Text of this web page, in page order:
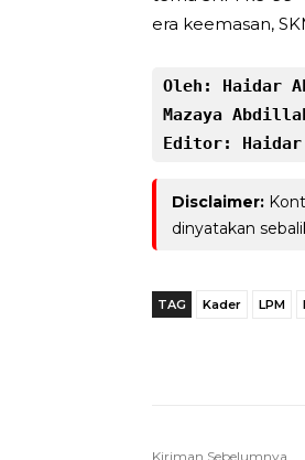
era keemasan,
Oleh: Haidar
Mazaya
Editor: Haidar
Disclaimer:
dinyatakan
TAG Kader LPM
Kiriman Sebelumnya